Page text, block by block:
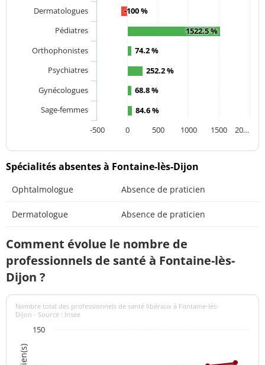
-100 %
1522.5 %
74.2 %
252.2 %
68.8 %
84.6 %
Dermatologues
Pédiatres
Orthophonistes
Psychiatres
Gynécologues
Sage-femmes
0
500 1000 1500
-500 20…
Spécialités absentes à Fontaine-lès-Dijon
Ophtalmologue Absence de praticien
Dermatologue Absence de praticien
Comment évolue le nombre de
professionnels de santé à Fontaine-lès-
Dijon ?
Nombre total des professionnels de santé libéraux à Fontaine-lès-
Dijon - Source : Insee
150